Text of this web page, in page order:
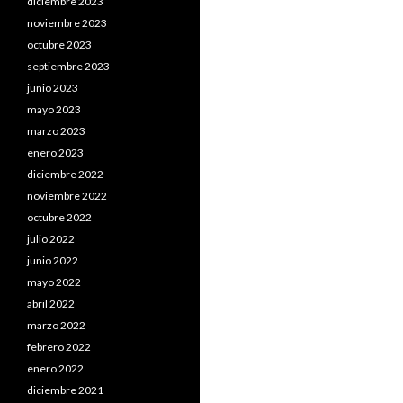
noviembre 2023
octubre 2023
septiembre 2023
junio 2023
mayo 2023
marzo 2023
enero 2023
diciembre 2022
noviembre 2022
octubre 2022
julio 2022
junio 2022
mayo 2022
abril 2022
marzo 2022
febrero 2022
enero 2022
diciembre 2021